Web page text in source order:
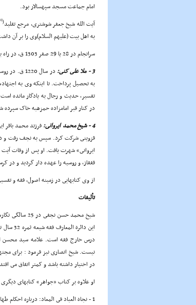
امام جماعت مسجد سپهسالار بود.
آیت الله شیخ جعفر شوشترى، مرجع تقلید(
[8]
به اهل بیت (علیهم السلام)وى را بر آن
سرانجام در 28 یا 29 صفر 1303 ق، در راه بازگشت به نجف، در کرند غرب بدرود حیات گفت و در نجف به خاک سپرده شد.
3 - ملا على کنى:
در سال
به تحصیل پرداخت. تا اینکه وى به
در کنار قبر امامزاده حمزهبه خاک سپرده
4 - شیخ محمد ایروانى:
قزوینى شرکت کرد. سپس به نجف رفت و
قفقاز، و روسیه را عهده دار گردید و در
از وى کتابهایى در زمینه اصول، فقه و تفسیر برجاى
تألیفات
شیخ محمد
این
نیست. شیخ انصارى نیز فرمود : براى
در اختیار داشته باشد و کمتر اتفاق مى
او علاوه بر کتاب «جواهر» کتابهاى
1 - نجاة العباد فى المعاد: درباره احکام طهارت و نماز